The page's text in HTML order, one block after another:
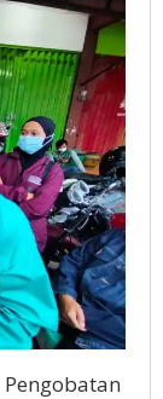
Pengobatan